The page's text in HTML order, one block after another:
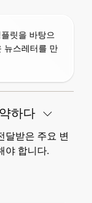
릿을 바탕으
뉴스레터를 만
하다
달받은 주요 변
야 합니다.